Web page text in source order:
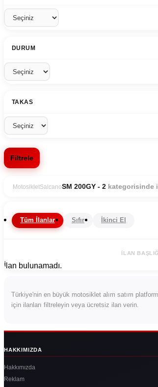
DURUM
TAKAS
Filtrele
MotosikletSalcanoSM 200GY - 2 kategorisinde
Tüm İlanlar Sıfır İkinci El
İLAN
İlan bulunamadı.
Türkiye'nin en büyük motosiklet alım satım
için ilanları filtreleyin veya ücretsiz ilan verin.
HAKKIMIZDA
Hakkımızda
Reklam